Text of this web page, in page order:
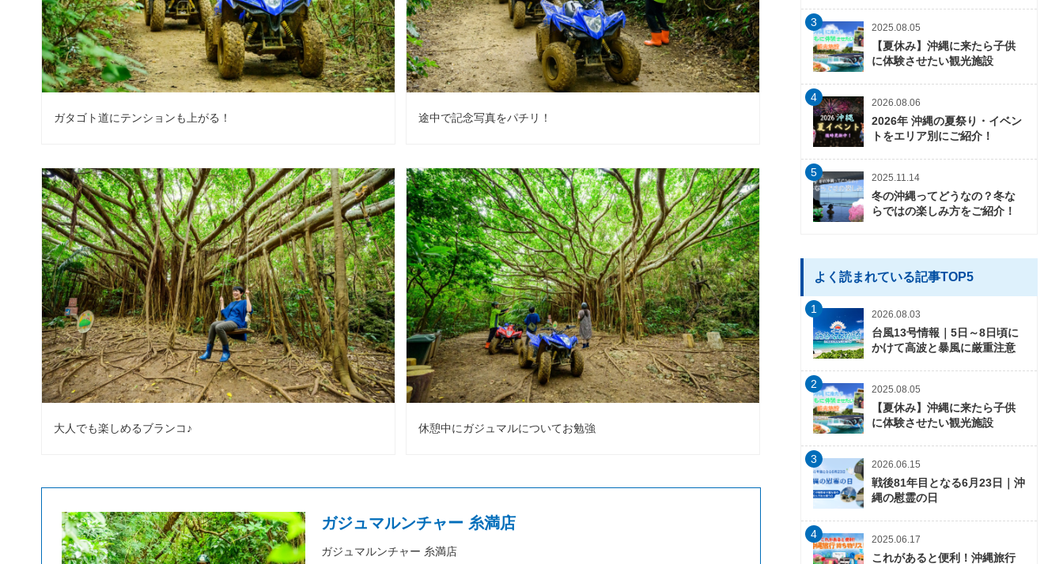
ガタゴト道にテンションも上がる！ 途中で記念写真をパチリ！
大人でも楽しめるブランコ♪ 休憩中にガジュマルについてお勉強
ガジュマルンチャー 糸満店
ガジュマルンチャー 糸満店
3 2025.08.05
【夏休み】沖縄に来たら子供
に体験させたい観光施設
4 2026.08.06
2026年 沖縄の夏祭り・イベン
トをエリア別にご紹介！
5 2025.11.14
冬の沖縄ってどうなの？冬な
らではの楽しみ方をご紹介！
よく読まれている記事TOP5
1 2026.08.03
台風13号情報｜5日～8日頃に
かけて高波と暴風に厳重注意
2 2025.08.05
【夏休み】沖縄に来たら子供
に体験させたい観光施設
3 2026.06.15
戦後81年目となる6月23日｜沖
縄の慰霊の日
4 2025.06.17
これがあると便利！沖縄旅行